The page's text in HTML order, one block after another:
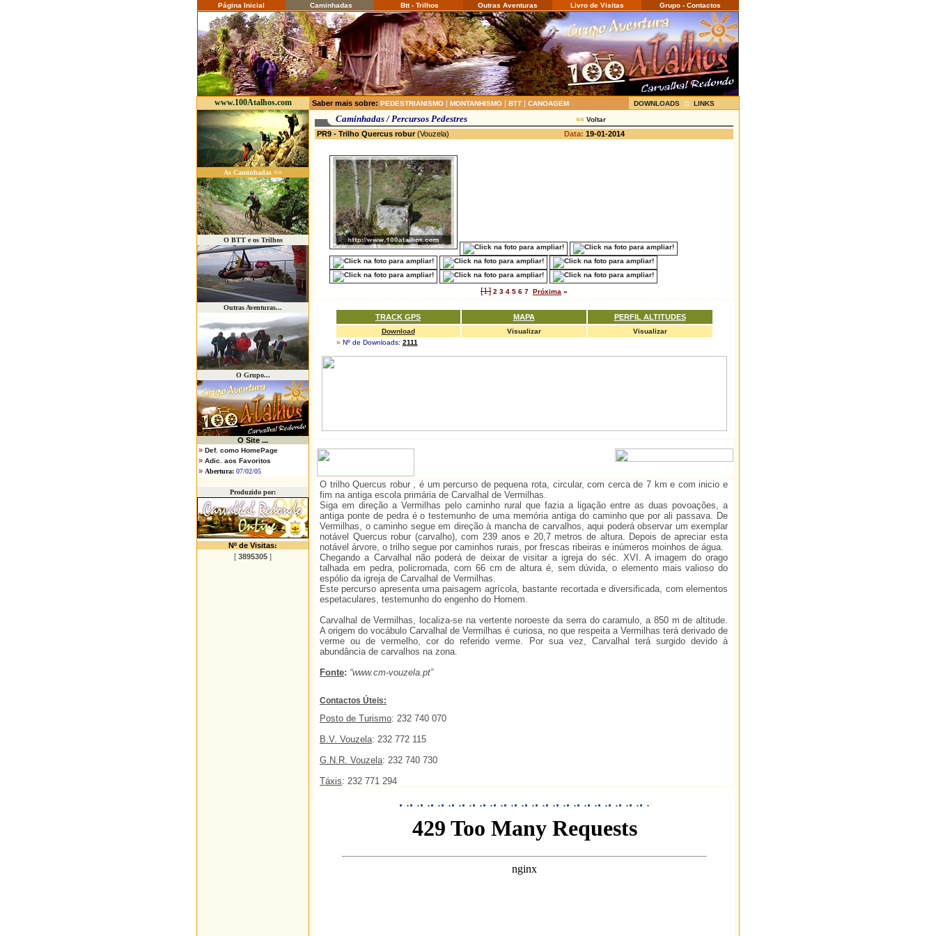
Página Inicial Caminhadas Btt - Trilhos Outras Aventuras Livro de Visitas Grupo - Contactos
www.100Atalhos.com Saber mais sobre: PEDESTRIANISMO | MONTANHISMO | BTT | CANOAGEM DOWNLOADS :: LINKS
As Caminhadas »»
O BTT e os Trilhos
Outras Aventuras...
O Grupo...
O Site ...
» Def. como HomePage
» Adic. aos Favoritos
» Abertura: 07/02/05
Produzido por:
Nº de Visitas:
[ 3895305 ]
Caminhadas / Percursos Pedestres «« Voltar
PR9 - Trilho Quercus robur(Vouzela) Data: 19-01-2014
[1] 2 3 4 5 6 7 Próxima »
TRACK GPS MAPA PERFIL ALTITUDES
Download Visualizar
Visualizar
» Nº de Downloads: 2111
O trilho Quercus robur , é um percurso de pequena rota, circular, com cerca de 7 km e com inicio e
fim na antiga escola primária de Carvalhal de Vermilhas.
Siga em direção a Vermilhas pelo caminho rural que fazia a ligação entre as duas povoações, a
antiga ponte de pedra é o testemunho de uma memória antiga do caminho que por ali passava. De
Vermilhas, o caminho segue em direção à mancha de carvalhos, aqui poderá observar um exemplar
notável Quercus robur (carvalho), com 239 anos e 20,7 metros de altura. Depois de apreciar esta
notável árvore, o trilho segue por caminhos rurais, por frescas ribeiras e inúmeros moinhos de água.
Chegando a Carvalhal não poderá de deixar de visitar a igreja do séc. XVI. A imagem do orago
talhada em pedra, policromada, com 66 cm de altura é, sem dúvida, o elemento mais valioso do
espólio da igreja de Carvalhal de Vermilhas.
Este percurso apresenta uma paisagem agrícola, bastante recortada e diversificada, com elementos
espetaculares, testemunho do engenho do Homem.
Carvalhal de Vermilhas, localiza-se na vertente noroeste da serra do caramulo, a 850 m de altitude.
A origem do vocábulo Carvalhal de Vermilhas é curiosa, no que respeita a Vermilhas terá derivado de
verme ou de vermelho, cor do referido verme. Por sua vez, Carvalhal terá surgido devido à
abundância de carvalhos na zona.
Fonte: “www.cm-vouzela.pt”
Contactos Úteis:
Posto de Turismo: 232 740 070
B.V. Vouzela: 232 772 115
G.N.R. Vouzela: 232 740 730
Táxis: 232 771 294
. .. .. .. .. .. .. .. .. .. .. .. .. .. .. .. .. .. .. .. .. .. .. .. .